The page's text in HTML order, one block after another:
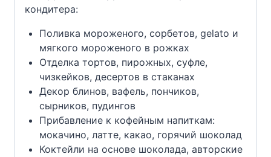
кондитера:
Поливка мороженого, сорбетов, gelato и
мягкого мороженого в рожках
Отделка тортов, пирожных, суфле,
чизкейков, десертов в стаканах
Декор блинов, вафель, пончиков,
сырников, пудингов
Прибавление к кофейным напиткам:
мокачино, латте, какао, горячий шоколад
Коктейли на основе шоколада, авторские